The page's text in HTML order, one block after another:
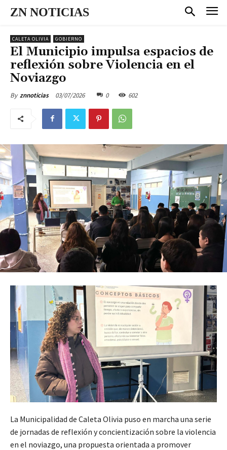
ZN NOTICIAS
CALETA OLIVIA GOBIERNO
El Municipio impulsa espacios de
reflexión sobre Violencia en el
Noviazgo
By znnoticias 03/07/2026 0 602
La Municipalidad de Caleta Olivia puso en marcha una serie
de jornadas de reflexión y concientización sobre la violencia
en el noviazgo, una propuesta orientada a promover